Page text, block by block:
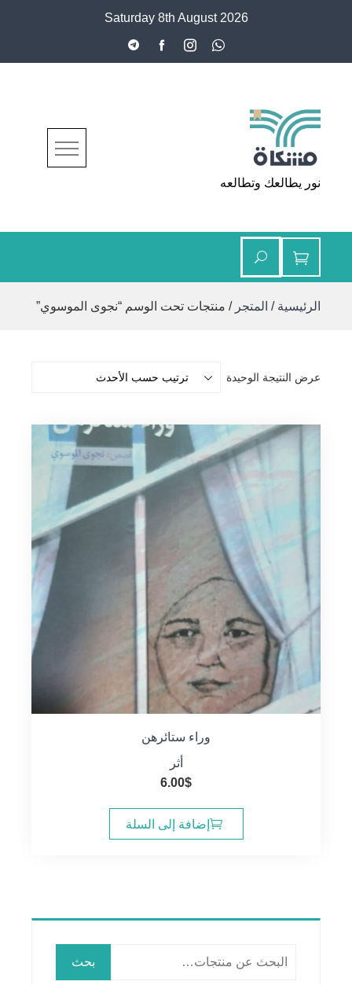
Saturday 8th August 2026
مشكاة
نور يطالعك وتطالعه
الرئيسية / المتجر / منتجات تحت الوسم “نجوى الموسوي”
عرض النتيجة الوحيدة
وراء ستائرهن
أثر
6.00$
إضافة إلى السلة
بحث